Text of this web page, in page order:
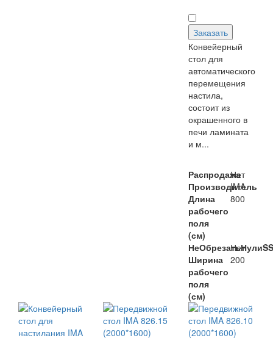
Заказать
Конвейерный
стол для
автоматического
перемещения
настила,
состоит из
окрашенного в
печи ламината
и м...
Распродажа
Нет
Производитель
IMA
Длина
рабочего
поля
(см)
800
Нет
Ширина
рабочего
поля
(см)
200